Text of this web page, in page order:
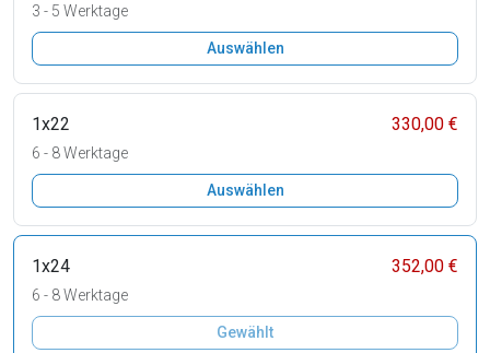
3 - 5 Werktage
Auswählen
1x22 330,00 €
6 - 8 Werktage
Auswählen
1x24 352,00 €
6 - 8 Werktage
Gewählt